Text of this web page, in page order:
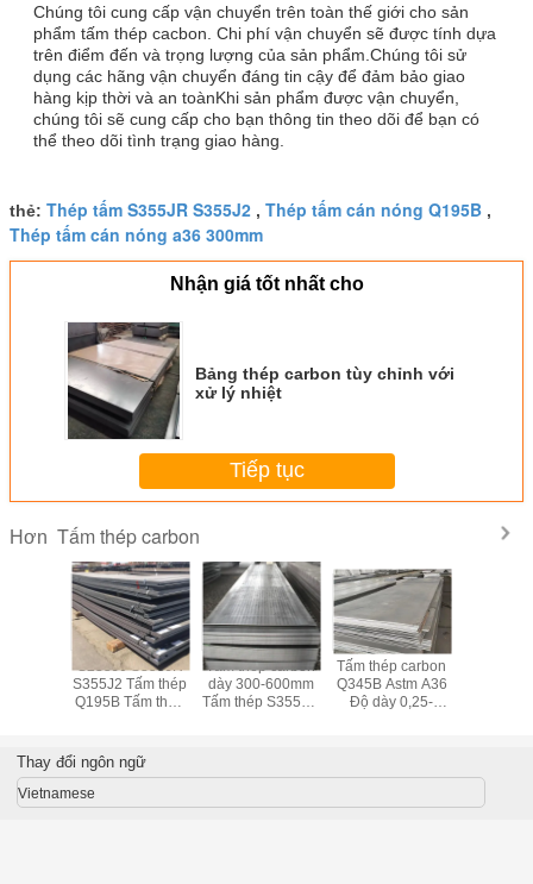
Chúng tôi cung cấp vận chuyển trên toàn thế giới cho sản
phẩm tấm thép cacbon. Chi phí vận chuyển sẽ được tính dựa
trên điểm đến và trọng lượng của sản phẩm.Chúng tôi sử
dụng các hãng vận chuyển đáng tin cậy để đảm bảo giao
hàng kịp thời và an toànKhi sản phẩm được vận chuyển,
chúng tôi sẽ cung cấp cho bạn thông tin theo dõi để bạn có
thể theo dõi tình trạng giao hàng.
thẻ: Thép tấm S355JR S355J2 , Thép tấm cán nóng Q195B ,
Thép tấm cán nóng a36 300mm
Nhận giá tốt nhất cho
Bảng thép carbon tùy chỉnh với
xử lý nhiệt
Tiếp tục
Hơn Tấm thép carbon
S235J0 S355JR
S355J2 Tấm thép
Q195B Tấm thép
3000mm
Tấm thép carbon
dày 300-600mm
Tấm thép S355JR
Tấm thép carbon
Q345B Astm A36
Độ dày 0,25-
Thay đổi ngôn ngữ
Vietnamese